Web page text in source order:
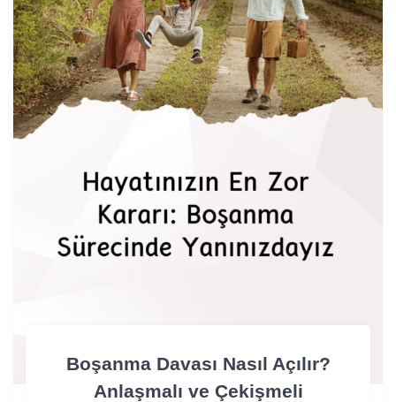
Boşanma Davası Nasıl Açılır?
Anlaşmalı ve Çekişmeli